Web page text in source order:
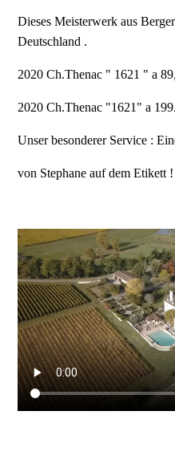
Dieses Meisterwerk aus
Deutschland .
2020 Ch.Thenac " 1621 " a
2020 Ch.Thenac "1621" a
Unser besonderer Service :
von Stephane auf dem Etikett